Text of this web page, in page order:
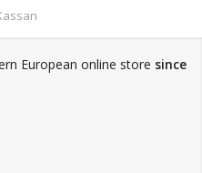
European online store since